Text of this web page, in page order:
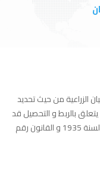
الزراعية من حيث تحديد
بالربط و التحصيل قد
عالجها كل من المرسوم الملكي بقانون رقم 53 لسنة 1935 و القانون رقم